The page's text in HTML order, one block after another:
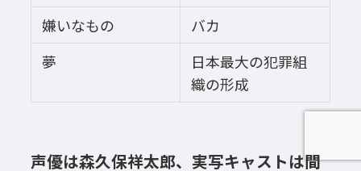
嫌いなもの
バカ
夢
日本最大の犯罪組
織の形成
声優は森久保祥太郎、実写キャストは間